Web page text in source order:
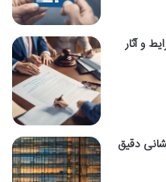
و آثار
دقیق